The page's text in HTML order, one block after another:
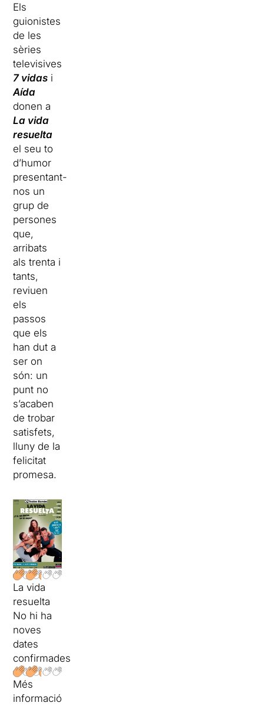
Els
guionistes
de les
sèries
televisives
7 vidas i
Aída
donen a
La vida
resuelta
el seu to
d’humor
presentant-
nos un
grup de
persones
que,
arribats
als trenta i
tants,
reviuen
els
passos
que els
han dut a
ser on
són: un
punt no
s’acaben
de trobar
satisfets,
lluny de la
felicitat
promesa.
La vida
resuelta
No hi ha
noves
dates
confirmades
Més
informació